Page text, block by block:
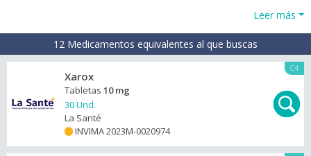
Leer más
12 Medicamentos equivalentes al que buscas
C4
Xarox
Tabletas 10 mg
30 Und.
La Santé
INVIMA 2023M-0020974